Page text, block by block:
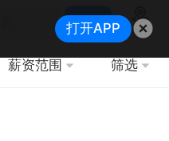
搜索
地图
薪资范围 筛选
打开APP